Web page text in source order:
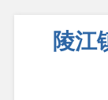
陵江